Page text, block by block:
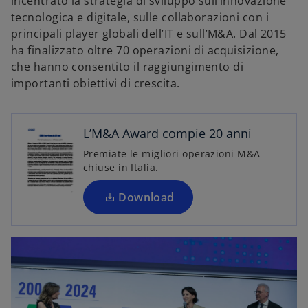
tecnologica e digitale, sulle collaborazioni con i
principali player globali dell’IT e sull’M&A. Dal 2015
ha finalizzato oltre 70 operazioni di acquisizione,
che hanno consentito il raggiungimento di
importanti obiettivi di crescita.
L’M&A Award compie 20 anni
Premiate le migliori operazioni M&A
chiuse in Italia.
Download
s
a
p
r
n
n
a
n
u
a